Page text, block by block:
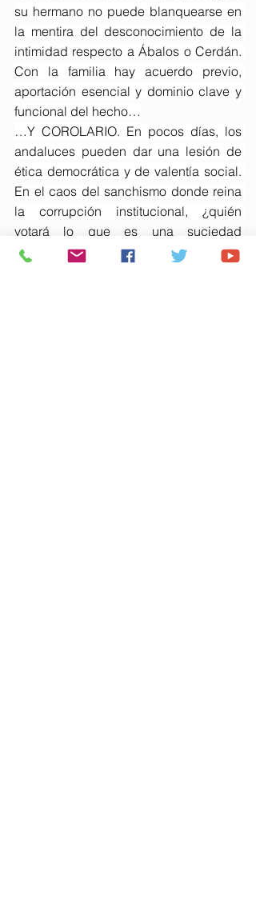
su hermano no puede blanquearse en
la mentira del desconocimiento de la
intimidad respecto a Ábalos o Cerdán.
Con la familia hay acuerdo previo,
aportación esencial y dominio clave y
funcional del hecho…
…Y COROLARIO. En pocos días, los
andaluces pueden dar una lesión de
ética democrática y de valentía social.
En el caos del sanchismo donde reina
la corrupción institucional, ¿quién
votará lo que es una suciedad
indiscutible?